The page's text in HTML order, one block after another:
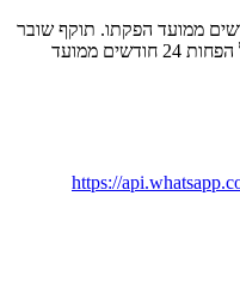
כספי הינו לכל הפחות 60 חודשים ממועד הפקתו. תוקף שובר
לרכישת מוצר או שירות מסויים יהיה לכל הפחות 24 חודשים ממועד
https://